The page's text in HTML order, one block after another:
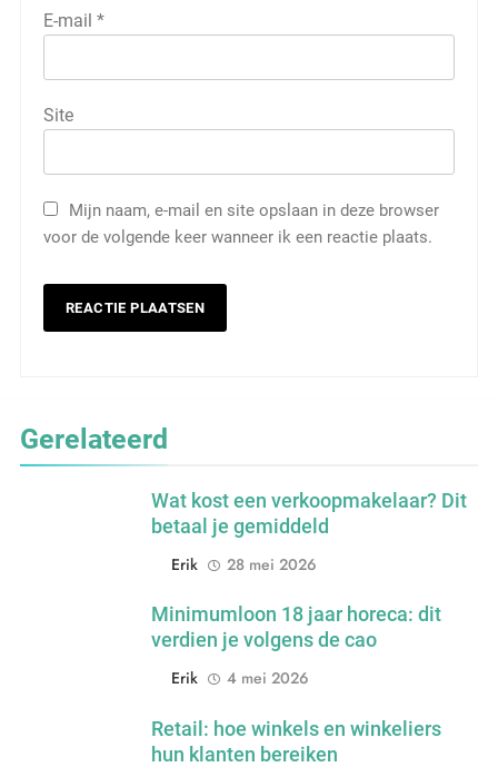
E-mail *
Site
Mijn naam, e-mail en site opslaan in deze browser
voor de volgende keer wanneer ik een reactie plaats.
Gerelateerd
Wat kost een verkoopmakelaar? Dit
betaal je gemiddeld
Erik
28 mei 2026
Minimumloon 18 jaar horeca: dit
verdien je volgens de cao
Erik
4 mei 2026
Retail: hoe winkels en winkeliers
hun klanten bereiken
5
De 538 Ochtendshow: dit moet je
weten over het populairste
ochtendduo van Nederland
MEDIA EN COMMUNICATIE
Kwantitatief of kwalitatief
onderzoek: wat is het verschil?
ONDERWIJS, CULTUUR EN WETENSCHAP